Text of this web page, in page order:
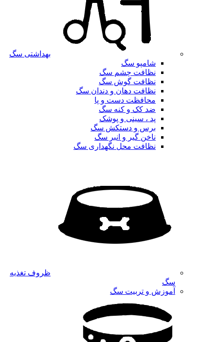
بهداشتی سگ
شامپو سگ
نظافت چشم سگ
نظافت گوش سگ
نظافت دهان و دندان سگ
محافظت دست و پا
ضد کک و کنه سگ
پد ، سینی و پوشک
برس و دستکش سگ
ناخن گیر و انبر سگ
نظافت محل نگهداری سگ
ظروف تغذیه
سگ
آموزش و تربیت سگ